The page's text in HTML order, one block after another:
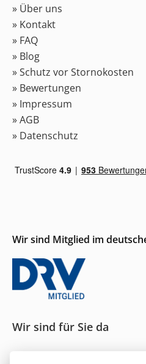
» Über uns
» Kontakt
» FAQ
» Blog
» Schutz vor Stornokosten
» Bewertungen
» Impressum
» AGB
» Datenschutz
Wir sind Mitglied im
Wir sind für Sie da